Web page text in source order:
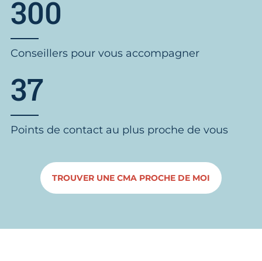
300
Conseillers pour vous accompagner
37
Points de contact au plus proche de vous
TROUVER UNE CMA PROCHE DE MOI